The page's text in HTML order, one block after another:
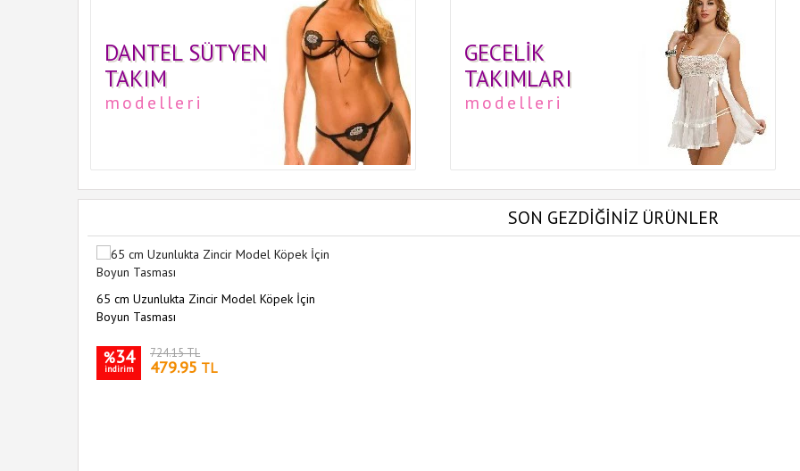
DANTEL SÜTYEN
TAKIM
modelleri
GECELIK
TAKIMLARI
modelleri
SON GEZDİĞİNİZ ÜRÜNLER
65 cm Uzunlukta Zincir Model Köpek İçin
Boyun Tasması
%34
indirim
724.15 TL
479.95 TL